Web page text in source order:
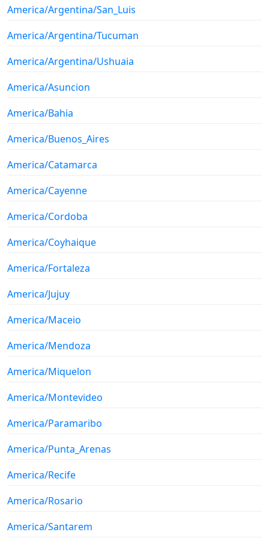
America/Argentina/San_Luis
America/Argentina/Tucuman
America/Argentina/Ushuaia
America/Asuncion
America/Bahia
America/Buenos_Aires
America/Catamarca
America/Cayenne
America/Cordoba
America/Coyhaique
America/Fortaleza
America/Jujuy
America/Maceio
America/Mendoza
America/Miquelon
America/Montevideo
America/Paramaribo
America/Punta_Arenas
America/Recife
America/Rosario
America/Santarem